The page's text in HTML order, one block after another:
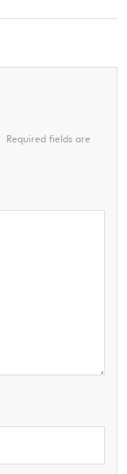
Required fields are